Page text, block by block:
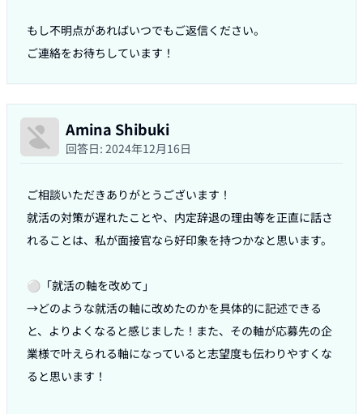
もし不明点があればいつでもご返信ください。
ご連絡をお待ちしています！
Amina Shibuki
回答日: 2024年12月16日
ご相談いただきありがとうございます！
就活の対策が遅れたことや、内定辞退の理由等を正直に話さ
れることは、私が面接官なら好印象を持つかなと思います。
⚪︎「就活の軸を改めて」
→どのような就活の軸に改めたのかを具体的に記述できる
と、よりよくなると感じました！また、その軸が応募先の企
業様で叶えられる軸になっていると志望度も伝わりやすくな
ると思います！